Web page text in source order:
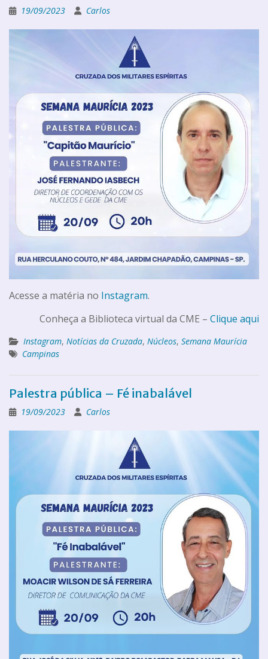
19/09/2023 Carlos
Acesse a matéria no Instagram.
Conheça a Biblioteca virtual da CME – Clique aqui
Instagram, Notícias da Cruzada, Núcleos, Semana Maurícia
Campinas
Palestra pública – Fé inabalável
19/09/2023 Carlos